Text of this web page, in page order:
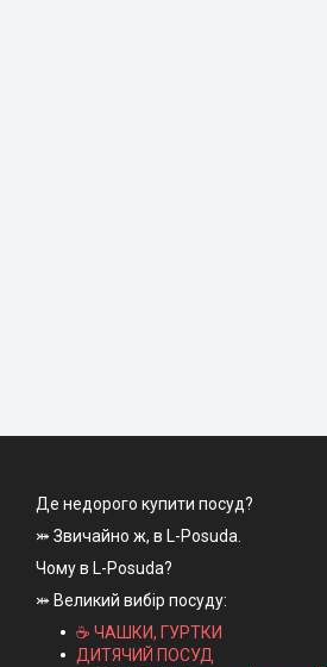
Де недорого купити посуд?
⤗ Звичайно ж, в L-Posuda.
Чому в L-Posuda?
⤗ Великий вибір посуду:
☕ ЧАШКИ, ГУРТКИ
ДИТЯЧИЙ ПОСУД